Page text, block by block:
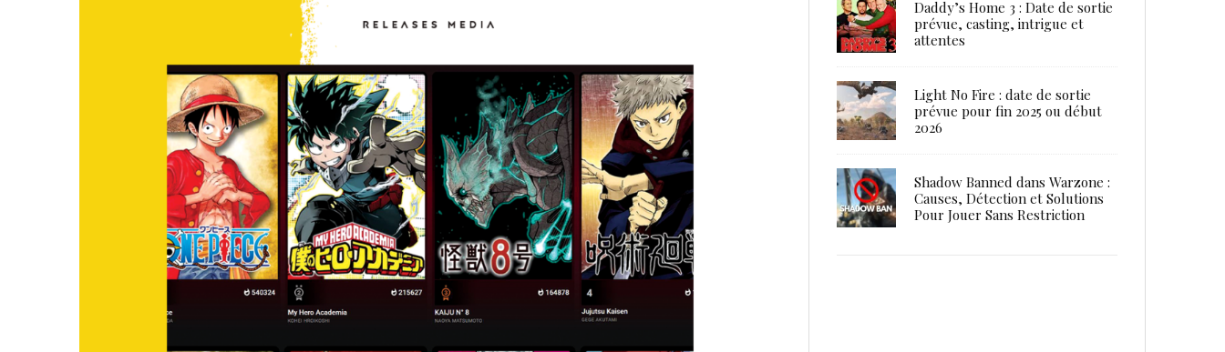
Daddy’s Home 3 : Date de sortie
prévue, casting, intrigue et
attentes
Light No Fire : date de sortie
prévue pour fin 2025 ou début
2026
Shadow Banned dans Warzone :
Causes, Détection et Solutions
Pour Jouer Sans Restriction